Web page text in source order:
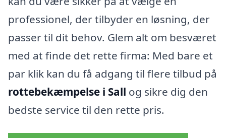
professionel, der tilbyder en løsning, der
passer til dit behov. Glem alt om besværet
med at finde det rette firma: Med bare et
par klik kan du få adgang til flere tilbud på
rottebekæmpelse i Sall og sikre dig den
bedste service til den rette pris.